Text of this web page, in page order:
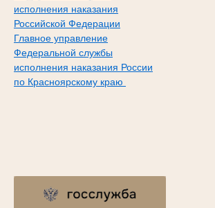
исполнения наказания
Российской Федерации
Главное управление
Федеральной службы
исполнения наказания России
по Красноярскому краю